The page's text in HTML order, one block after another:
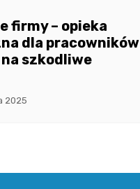
firmy – opieka
dla pracowników
szkodliwe
2025